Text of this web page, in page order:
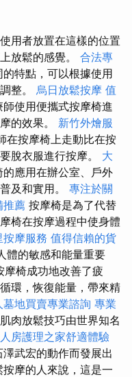
用者放置在這樣的位置
放鬆的感覺。 合法專
特點，可以根據使用
整。 烏日放鬆按摩 值
使用便攜式按摩椅進
的效果。 新竹外燴服
在按摩椅上走動比在按
脫衣服進行按摩。 大
應用在辦公室、戶外
及和實用。 專注於關
推薦 按摩椅是為了代替
椅在按摩過程中使身體
按摩服務 值得信賴的貨
體的敏感和能量重要
摩椅成功地改善了疲
環，恢復能量，帶來精
墓地買賣專業諮詢 專業
肉放鬆技巧由世界知名
房護理之家舒適體驗
武宏的動作而發展出
摩的人來說，這是一